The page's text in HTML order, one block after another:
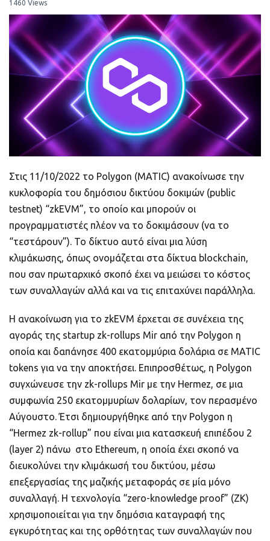
1460 Views
Στις 11/10/2022 το Polygon (MATIC) ανακοίνωσε την
κυκλοφορία του δημόσιου δικτύου δοκιμών (public
testnet) “zkEVM”, το οποίο και μπορούν οι
προγραμματιστές πλέον να το δοκιμάσουν (να το
“τεστάρουν”). Το δίκτυο αυτό είναι μια λύση
κλιμάκωσης, όπως ονομάζεται στα δίκτυα blockchain,
που σαν πρωταρχικό σκοπό έχει να μειώσει το κόστος
των συναλλαγών αλλά και να τις επιταχύνει παράλληλα.
Η ανακοίνωση για το zkEVM έρχεται σε συνέχεια της
αγοράς της startup zk-rollups Mir από την Polygon η
οποία και δαπάνησε 400 εκατομμύρια δολάρια σε MATIC
tokens για να την αποκτήσει. Επιπροσθέτως, η Polygon
συγχώνευσε την zk-rollups Mir με την Hermez, σε μια
συμφωνία 250 εκατομμυρίων δολαρίων, τον περασμένο
Αύγουστο. Έτσι δημιουργήθηκε από την Polygon η
“Hermez zk-rollup” που είναι μια κατασκευή επιπέδου 2
(layer 2) πάνω στο Ethereum, η οποία έχει σκοπό να
διευκολύνει την κλιμάκωσή του δικτύου, μέσω
επεξεργασίας της μαζικής μεταφοράς σε μία μόνο
συναλλαγή. Η τεχνολογία “zero-knowledge proof” (ZK)
χρησιμοποιείται για την δημόσια καταγραφή της
εγκυρότητας και της ορθότητας των συναλλαγών που
ποιοτικό
Πορτοφόλια Κρυπτονομισμάτων
Metamask τι είναι και πως λειτουργεί αυτό
το πορτοφόλι;
Τι είναι τα NFTs
Νομοθεσία